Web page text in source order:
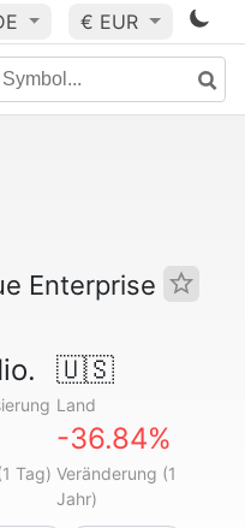
€ EUR
Enterprise
🇺🇸
Land
Tag)
-36.84%
Veränderung (1
Jahr)